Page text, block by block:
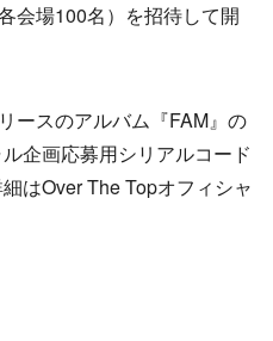
会場100名）を招待して開
ースのアルバム『FAM』の
企画応募用シリアルコード
はOver The Topオフィシャ